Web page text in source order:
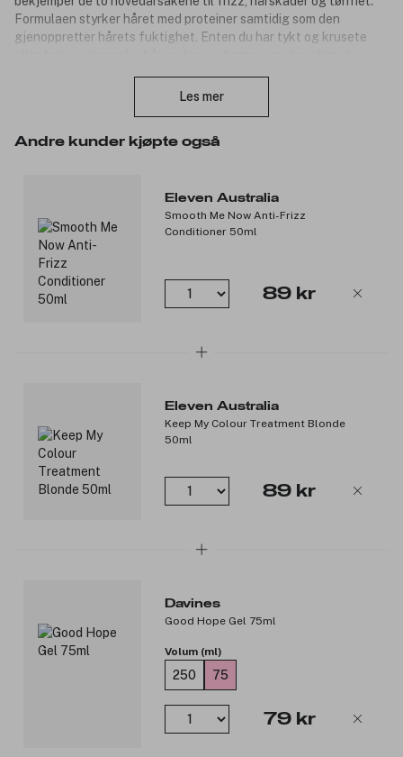
Formulaen styrker håret med proteiner samtidig som den
gjenoppretter hårets fuktighet. Enten du har tykt og krusete
Produktnummer: 3302523
Les mer
Andre kunder kjøpte også
Eleven Australia
Smooth Me Now Anti-Frizz
Conditioner 50ml
89 kr
Eleven Australia
Keep My Colour Treatment Blonde
50ml
89 kr
Davines
Good Hope Gel 75ml
Volum (ml)
250 75
79 kr